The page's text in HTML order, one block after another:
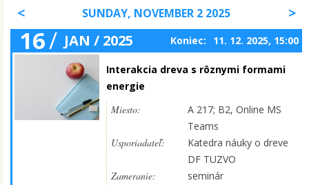
SUNDAY, NOVEMBER 2 2025
16/ JAN / 2025 Koniec: 11. 12. 2025, 15:00
Interakcia dreva s rôznymi formami
energie
Miesto:
A 217; B2, Online MS
Teams
Usporiadateľ:
Katedra náuky o dreve
DF TUZVO
Zameranie:
seminár